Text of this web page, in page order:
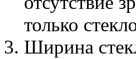
только
Ширина